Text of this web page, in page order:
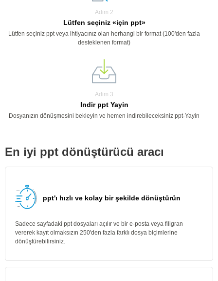
Adim 2
Lütfen seçiniz «için ppt»
Lütfen seçiniz ppt veya ihtiyacınız olan herhangi bir format (100'den fazla
desteklenen format)
Adim 3
Indir ppt Yayin
Dosyanızın dönüşmesini bekleyin ve hemen indirebileceksiniz ppt-Yayin
En iyi ppt dönüştürücü aracı
ppt'ı hızlı ve kolay bir şekilde dönüştürün
Sadece sayfadaki ppt dosyaları açılır ve bir e-posta veya filigran
vererek kayıt olmaksızın 250'den fazla farklı dosya biçimlerine
dönüştürebilirsiniz.